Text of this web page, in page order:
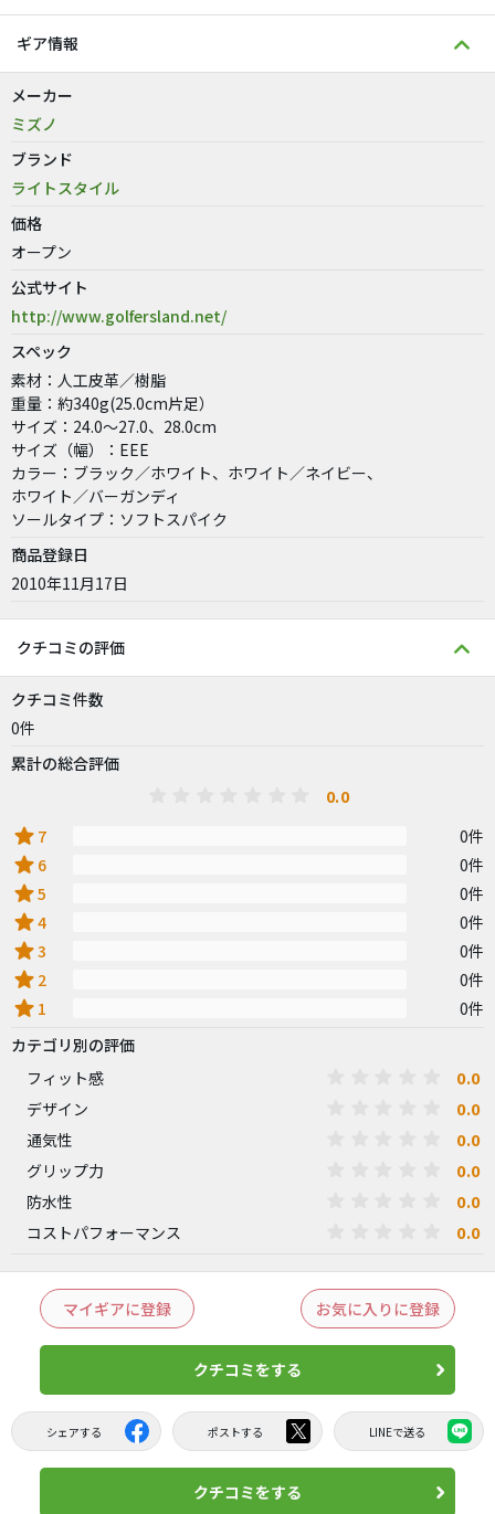
ギア情報
メーカー
ミズノ
ブランド
ライトスタイル
価格
オープン
公式サイト
http://www.golfersland.net/
スペック
素材：人工皮革／樹脂
重量：約340g(25.0cm片足）
サイズ：24.0〜27.0、28.0cm
サイズ（幅）：EEE
カラー：ブラック／ホワイト、ホワイト／ネイビー、
ホワイト／バーガンディ
ソールタイプ：ソフトスパイク
商品登録日
2010年11月17日
クチコミの評価
クチコミ件数
0件
累計の総合評価
0.0
star 7 0件
star 6 0件
star5 0件
star4 0件
star3 0件
star 2 0件
star 1
0件
カテゴリ別の評価
フィット感
0.0
デザイン 0.0
通気性 0.0
グリップ力 0.0
防水性 0.0
コストパフォーマンス 0.0
マイギアに登録 お気に入りに登録
クチコミをする
シェアする ポストする LINEで送る
クチコミをする